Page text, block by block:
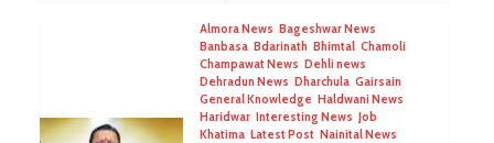
Almora News Bageshwar News
Banbasa Bdarinath Bhimtal Chamoli
Champawat News Dehli news
Dehradun News Dharchula Gairsain
General Knowledge Haldwani News
Haridwar Interesting News Job
Khatima Latest Post Nainital News